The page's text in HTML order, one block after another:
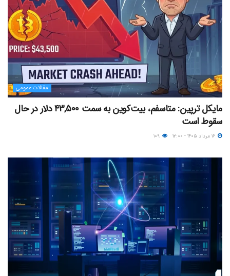
مقالات عمومی
مایکل ترپین: متاسفم، بیت‌کوین به سمت ۴۳,۵۰۰ دلار در حال
سقوط است